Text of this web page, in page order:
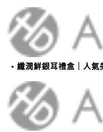
纖潤鮮銀耳禮盒｜人氣